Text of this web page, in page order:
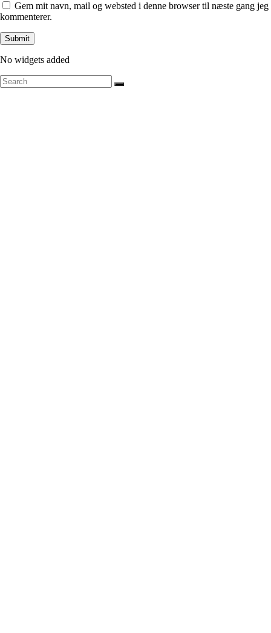
Gem mit navn, mail og websted i denne browser til næste gang jeg
kommenterer.
No widgets added